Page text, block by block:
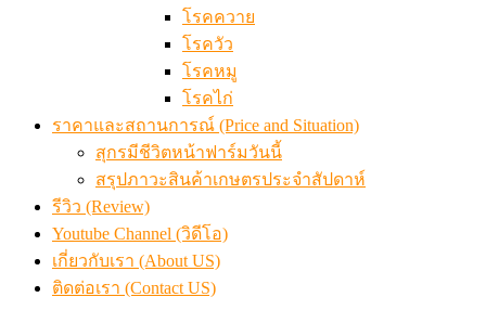
โรคควาย
โรควัว
โรคหมู
โรคไก่
ราคาและสถานการณ์ (Price and Situation)
สุกรมีชีวิตหน้าฟาร์มวันนี้
สรุปภาวะสินค้าเกษตรประจำสัปดาห์
รีวิว (Review)
Youtube Channel (วิดีโอ)
เกี่ยวกับเรา (About US)
ติดต่อเรา (Contact US)